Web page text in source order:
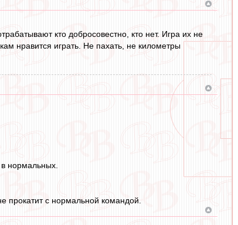
кто добросовестно, кто нет. Игра их не
нравится играть. Не пахать, не километры
нормальных.
прокатит с нормальной командой.